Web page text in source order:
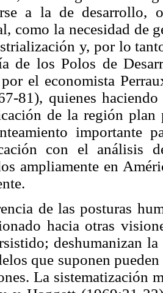
a la de desarrollo,
como la necesidad de
y, por lo
de los Polos de
por el economista
81), quienes
de la región plan
importante
con el análisis
ampliamente en
de las posturas
hacia otras
deshumanizan
que suponen
La sistematización